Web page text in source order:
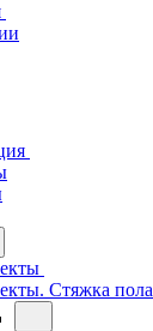
Стяжка пола